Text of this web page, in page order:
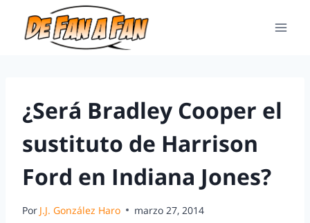
¿Será Bradley Cooper el
sustituto de Harrison
Ford en Indiana Jones?
Por J.J. González Haro marzo 27, 2014